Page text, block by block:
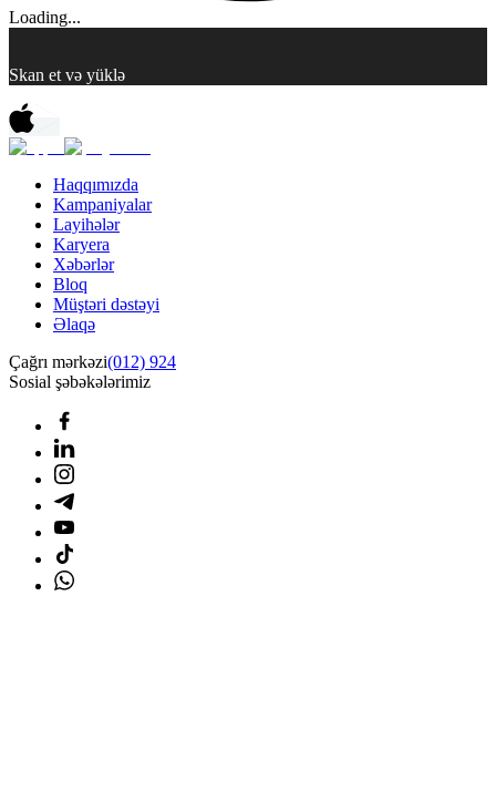
Loading...
Skan et və yüklə
Haqqımızda
Kampaniyalar
Layihələr
Karyera
Xəbərlər
Bloq
Müştəri dəstəyi
Əlaqə
Çağrı mərkəzi(012) 924
Sosial şəbəkələrimiz